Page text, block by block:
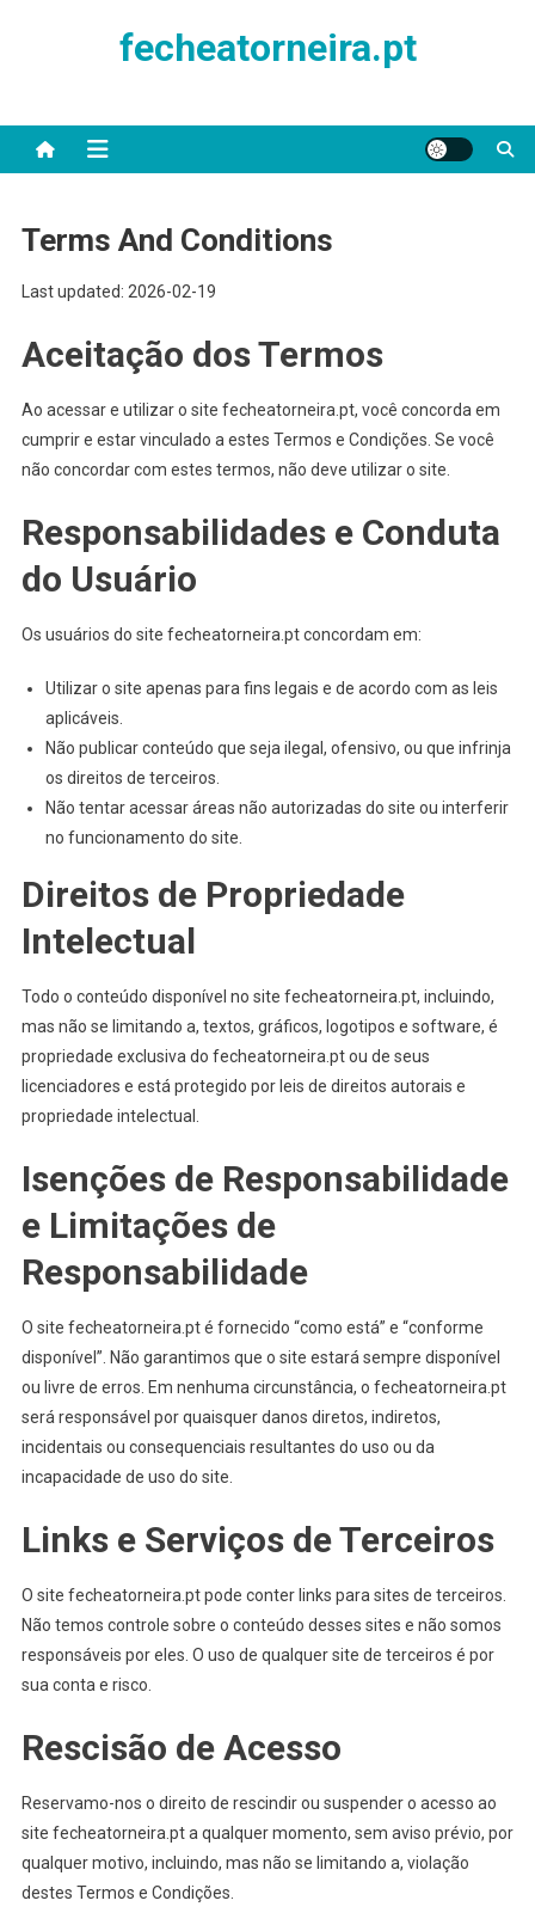
fecheatorneira.pt
Terms And Conditions
Last updated: 2026-02-19
Aceitação dos Termos
Ao acessar e utilizar o site fecheatorneira.pt, você concorda em
cumprir e estar vinculado a estes Termos e Condições. Se você
não concordar com estes termos, não deve utilizar o site.
Responsabilidades e Conduta
do Usuário
Os usuários do site fecheatorneira.pt concordam em:
Utilizar o site apenas para fins legais e de acordo com as leis
aplicáveis.
Não publicar conteúdo que seja ilegal, ofensivo, ou que infrinja
os direitos de terceiros.
Não tentar acessar áreas não autorizadas do site ou interferir
no funcionamento do site.
Direitos de Propriedade
Intelectual
Todo o conteúdo disponível no site fecheatorneira.pt, incluindo,
mas não se limitando a, textos, gráficos, logotipos e software, é
propriedade exclusiva do fecheatorneira.pt ou de seus
licenciadores e está protegido por leis de direitos autorais e
propriedade intelectual.
Isenções de Responsabilidade
e Limitações de
Responsabilidade
O site fecheatorneira.pt é fornecido “como está” e “conforme
disponível”. Não garantimos que o site estará sempre disponível
ou livre de erros. Em nenhuma circunstância, o fecheatorneira.pt
será responsável por quaisquer danos diretos, indiretos,
incidentais ou consequenciais resultantes do uso ou da
incapacidade de uso do site.
Links e Serviços de Terceiros
O site fecheatorneira.pt pode conter links para sites de terceiros.
Não temos controle sobre o conteúdo desses sites e não somos
responsáveis por eles. O uso de qualquer site de terceiros é por
sua conta e risco.
Rescisão de Acesso
Reservamo-nos o direito de rescindir ou suspender o acesso ao
site fecheatorneira.pt a qualquer momento, sem aviso prévio, por
qualquer motivo, incluindo, mas não se limitando a, violação
destes Termos e Condições.